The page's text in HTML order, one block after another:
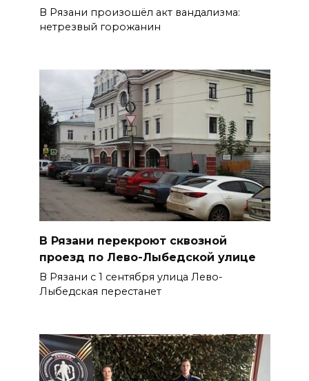
В Рязани произошёл акт вандализма:
нетрезвый горожанин
В Рязани перекроют сквозной
проезд по Лево-Лыбедской улице
В Рязани с 1 сентября улица Лево-
Лыбедская перестанет